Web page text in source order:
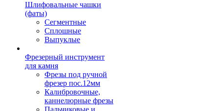
Шлифовальные чашки
(фаты)
Сегментные
Сплошные
Выпуклые
Фрезерный инструмент
для камня
Фрезы под ручной
фрезер пос.12мм
Калибровочные,
каннелюрные фрезы
Пальчиковые и